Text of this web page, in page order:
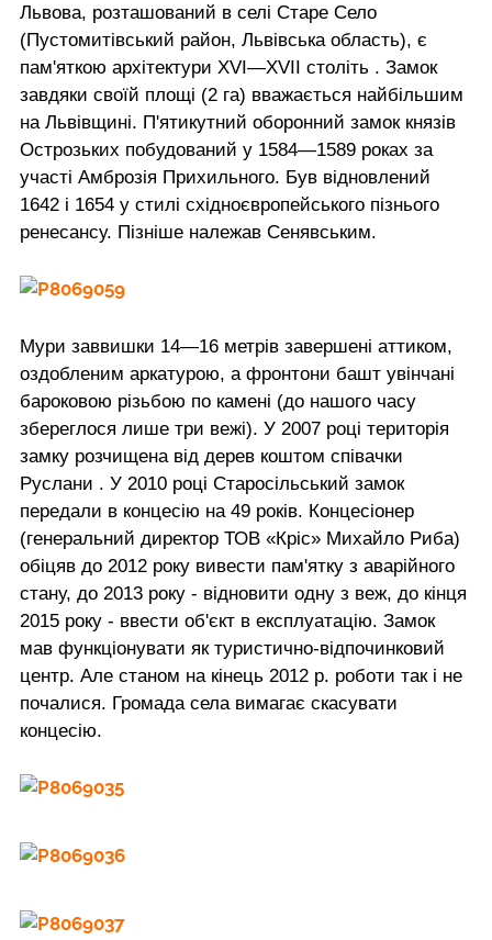
Львова, розташований в селі Старе Село
(Пустомитівський район, Львівська область), є
пам'яткою архітектури XVI—XVII століть . Замок
завдяки своїй площі (2 га) вважається найбільшим
на Львівщині. П'ятикутний оборонний замок князів
Острозьких побудований у 1584—1589 роках за
участі Амброзія Прихильного. Був відновлений
1642 і 1654 у стилі східноєвропейського пізнього
ренесансу. Пізніше належав Сенявським.
Мури заввишки 14—16 метрів завершені аттиком,
оздобленим аркатурою, а фронтони башт увінчані
бароковою різьбою по камені (до нашого часу
збереглося лише три вежі). У 2007 році територія
замку розчищена від дерев коштом співачки
Руслани . У 2010 році Старосільський замок
передали в концесію на 49 років. Концесіонер
(генеральний директор ТОВ «Кріс» Михайло Риба)
обіцяв до 2012 року вивести пам'ятку з аварійного
стану, до 2013 року - відновити одну з веж, до кінця
2015 року - ввести об'єкт в експлуатацію. Замок
мав функціонувати як туристично-відпочинковий
центр. Але станом на кінець 2012 р. роботи так і не
почалися. Громада села вимагає скасувати
концесію.